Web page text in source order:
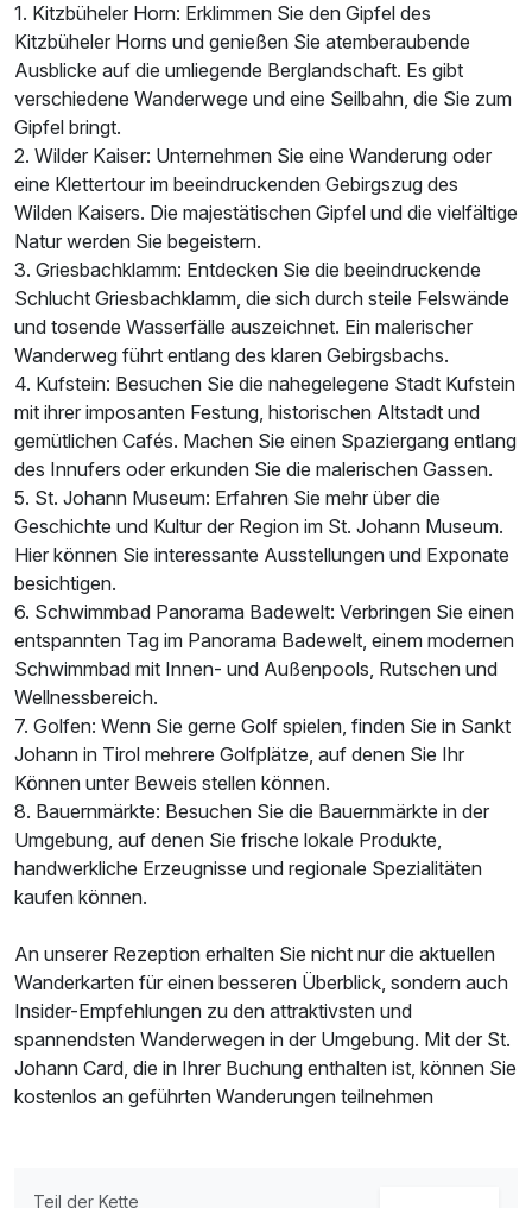
1. Kitzbüheler Horn: Erklimmen Sie den Gipfel des
Kitzbüheler Horns und genießen Sie atemberaubende
Ausblicke auf die umliegende Berglandschaft. Es gibt
verschiedene Wanderwege und eine Seilbahn, die Sie zum
Gipfel bringt.
2. Wilder Kaiser: Unternehmen Sie eine Wanderung oder
eine Klettertour im beeindruckenden Gebirgszug des
Wilden Kaisers. Die majestätischen Gipfel und die vielfältige
Natur werden Sie begeistern.
3. Griesbachklamm: Entdecken Sie die beeindruckende
Schlucht Griesbachklamm, die sich durch steile Felswände
und tosende Wasserfälle auszeichnet. Ein malerischer
Wanderweg führt entlang des klaren Gebirgsbachs.
4. Kufstein: Besuchen Sie die nahegelegene Stadt Kufstein
mit ihrer imposanten Festung, historischen Altstadt und
gemütlichen Cafés. Machen Sie einen Spaziergang entlang
des Innufers oder erkunden Sie die malerischen Gassen.
5. St. Johann Museum: Erfahren Sie mehr über die
Geschichte und Kultur der Region im St. Johann Museum.
Hier können Sie interessante Ausstellungen und Exponate
besichtigen.
6. Schwimmbad Panorama Badewelt: Verbringen Sie einen
entspannten Tag im Panorama Badewelt, einem modernen
Schwimmbad mit Innen- und Außenpools, Rutschen und
Wellnessbereich.
7. Golfen: Wenn Sie gerne Golf spielen, finden Sie in Sankt
Johann in Tirol mehrere Golfplätze, auf denen Sie Ihr
Können unter Beweis stellen können.
8. Bauernmärkte: Besuchen Sie die Bauernmärkte in der
Umgebung, auf denen Sie frische lokale Produkte,
handwerkliche Erzeugnisse und regionale Spezialitäten
kaufen können.
An unserer Rezeption erhalten Sie nicht nur die aktuellen
Wanderkarten für einen besseren Überblick, sondern auch
Insider-Empfehlungen zu den attraktivsten und
spannendsten Wanderwegen in der Umgebung. Mit der St.
Johann Card, die in Ihrer Buchung enthalten ist, können Sie
kostenlos an geführten Wanderungen teilnehmen
Teil der Kette